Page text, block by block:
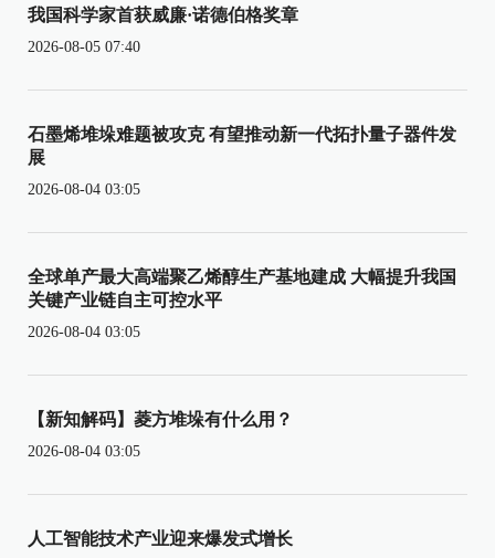
我国科学家首获威廉·诺德伯格奖章
2026-08-05 07:40
石墨烯堆垛难题被攻克 有望推动新一代拓扑量子器件发
展
2026-08-04 03:05
全球单产最大高端聚乙烯醇生产基地建成 大幅提升我国
关键产业链自主可控水平
2026-08-04 03:05
【新知解码】菱方堆垛有什么用？
2026-08-04 03:05
人工智能技术产业迎来爆发式增长